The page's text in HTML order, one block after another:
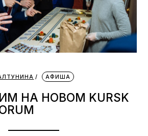
АФИША
НА НОВОМ KURSK